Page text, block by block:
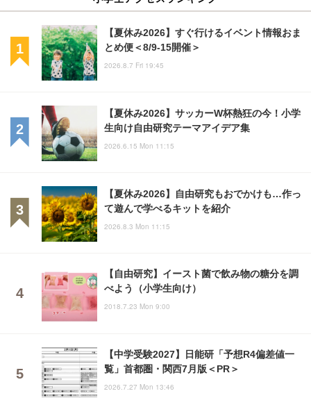
【夏休み2026】すぐ行けるイベント情報おま
とめ便＜8/9-15開催＞
2026.8.7 Fri 19:45
【夏休み2026】サッカーW杯熱狂の今！小学
生向け自由研究テーマアイデア集
2026.6.15 Mon 11:15
【夏休み2026】自由研究もおでかけも…作っ
て遊んで学べるキットを紹介
2026.8.3 Mon 11:15
【自由研究】イースト菌で飲み物の糖分を調
べよう（小学生向け）
2018.7.23 Mon 9:00
【中学受験2027】日能研「予想R4偏差値一
覧」首都圏・関西7月版＜PR＞
2026.7.27 Mon 13:46